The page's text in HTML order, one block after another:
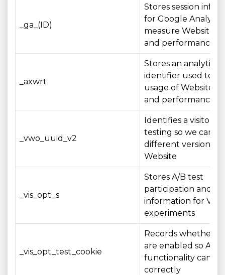
_ga_(ID)
Stores session
for Google
measure Website
and performance
_axwrt
Stores an analytics
identifier used to
usage of Website
and performance
_vwo_uuid_v2
Identifies a visitor
testing so we can
different versions
Website
_vis_opt_s
Stores A/B test
participation and
information for
experiments
_vis_opt_test_cookie
Records whether
are enabled so A/B
functionality can
correctly